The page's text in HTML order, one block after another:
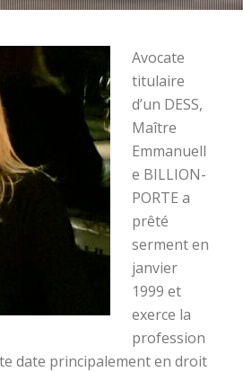
Avocate
titulaire
d’un DESS,
Maître
Emmanuell
e BILLION-
PORTE a
prêté
serment en
janvier
1999 et
exerce la
profession
date principalement en droit